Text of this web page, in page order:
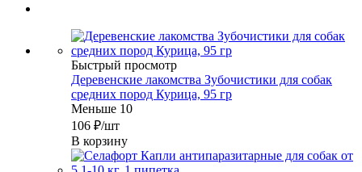
Быстрый просмотр
Деревенские лакомства Зубочистики для собак
средних пород Курица, 95 гр
Меньше 10
106 ₽/шт
В корзину